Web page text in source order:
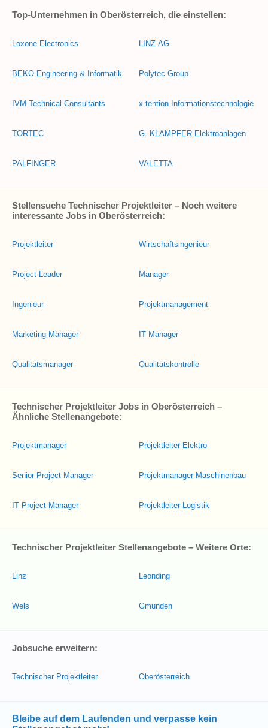
Top-Unternehmen in Oberösterreich, die einstellen:
Loxone Electronics
BEKO Engineering & Informatik
IVM Technical Consultants
TORTEC
PALFINGER
LINZ AG
Polytec Group
x-tention Informationstechnologie
G. KLAMPFER Elektroanlagen
VALETTA
Stellensuche Technischer Projektleiter – Noch weitere
interessante Jobs in Oberösterreich:
Projektleiter
Project Leader
Ingenieur
Marketing Manager
Qualitätsmanager
Wirtschaftsingenieur
Manager
Projektmanagement
IT Manager
Qualitätskontrolle
Technischer Projektleiter Jobs in Oberösterreich –
Ähnliche Stellenangebote:
Projektmanager
Senior Project Manager
IT Project Manager
Projektleiter Elektro
Projektmanager Maschinenbau
Projektleiter Logistik
Technischer Projektleiter Stellenangebote – Weitere Orte:
Linz
Wels
Leonding
Gmunden
Jobsuche erweitern:
Technischer Projektleiter Oberösterreich
Bleibe auf dem Laufenden und verpasse kein